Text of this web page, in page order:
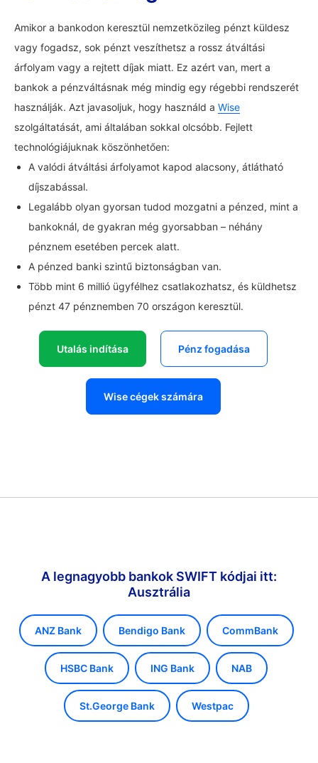
Amikor a bankodon keresztül nemzetközileg pénzt küldesz
vagy fogadsz, sok pénzt veszíthetsz a rossz átváltási
árfolyam vagy a rejtett díjak miatt. Ez azért van, mert a
bankok a pénzváltásnak még mindig egy régebbi rendszerét
használják. Azt javasoljuk, hogy használd a Wise
szolgáltatását, ami általában sokkal olcsóbb. Fejlett
technológiájuknak köszönhetően:
A valódi átváltási árfolyamot kapod alacsony, átlátható
díjszabással.
Legalább olyan gyorsan tudod mozgatni a pénzed, mint a
bankoknál, de gyakran még gyorsabban – néhány
pénznem esetében percek alatt.
A pénzed banki szintű biztonságban van.
Több mint 6 millió ügyfélhez csatlakozhatsz, és küldhetsz
pénzt 47 pénznemben 70 országon keresztül.
Utalás indítása Pénz fogadása
Wise cégek számára
A legnagyobb bankok SWIFT kódjai itt:
Ausztrália
ANZ Bank Bendigo Bank CommBank
HSBC Bank ING Bank NAB
St.George Bank Westpac